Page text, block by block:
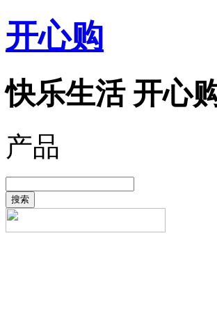
开心购
快乐生活 开心
产品
搜索